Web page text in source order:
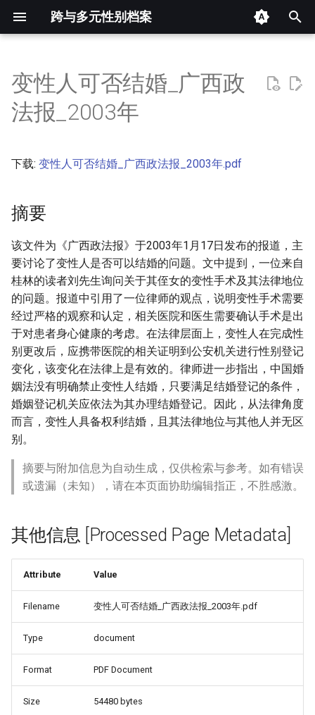
跨与多元性别档案
以
开
摘要
变性人可否结婚_广西政
法报_2003年
下载: 变性人可否结婚_广西政法报_2003年.pdf
摘要
该文件为《广西政法报》于2003年1月17日发布的报道，主
要讨论了变性人是否可以结婚的问题。文中提到，一位来自
桂林的读者刘先生询问关于其侄女的变性手术及其法律地位
的问题。报道中引用了一位律师的观点，说明变性手术需要
经过严格的观察和认定，相关医院和医生需要确认手术是出
于对患者身心健康的考虑。在法律层面上，变性人在完成性
别更改后，应携带医院的相关证明到公安机关进行性别登记
变化，该变化在法律上是有效的。律师进一步指出，中国婚
姻法没有明确禁止变性人结婚，只要满足结婚登记的条件，
婚姻登记机关应依法为其办理结婚登记。因此，从法律角度
而言，变性人具备权利结婚，且其法律地位与其他人并无区
别。
摘要与附加信息为自动生成，仅供检索与参考。如有错误
或遗漏（未知），请在本页面协助编辑指正，不胜感激。
其他信息 [Processed Page Metadata]
Attribute Value
Filename 变性人可否结婚_广西政法报_2003年.pdf
Type document
Format PDF Document
Size 54480 bytes